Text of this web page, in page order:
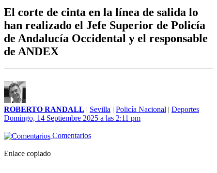
El corte de cinta en la línea de salida lo
han realizado el Jefe Superior de Policía
de Andalucía Occidental y el responsable
de ANDEX
ROBERTO RANDALL | Sevilla | Policía Nacional | Deportes
Domingo, 14 Septiembre 2025 a las 2:11 pm
Comentarios
Enlace copiado